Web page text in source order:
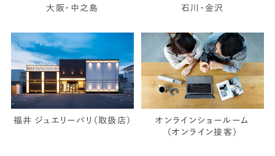
大阪・中之島 石川・金沢
福井 ジュエリーパリ（取扱店）
オンラインショールーム
（オンライン接客）